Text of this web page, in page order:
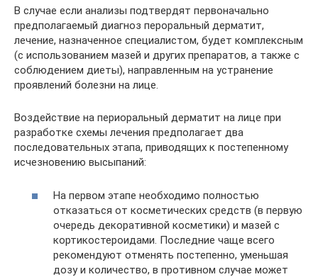
В случае если анализы подтвердят первоначально
предполагаемый диагноз пероральный дерматит,
лечение, назначенное специалистом, будет комплексным
(с использованием мазей и других препаратов, а также с
соблюдением диеты), направленным на устранение
проявлений болезни на лице.
Воздействие на периоральный дерматит на лице при
разработке схемы лечения предполагает два
последовательных этапа, приводящих к постепенному
исчезновению высыпаний:
На первом этапе необходимо полностью
отказаться от косметических средств (в первую
очередь декоративной косметики) и мазей с
кортикостероидами. Последние чаще всего
рекомендуют отменять постепенно, уменьшая
дозу и количество, в противном случае может